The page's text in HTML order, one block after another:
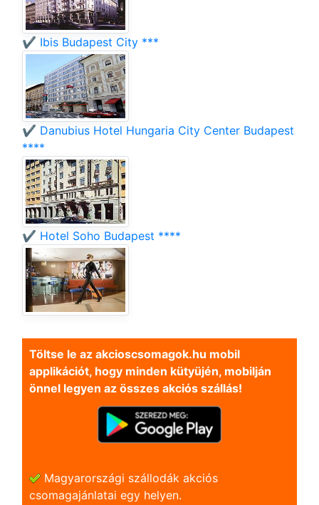
✔️ Ibis Budapest City ***
✔️ Danubius Hotel Hungaria City Center Budapest
****
✔️ Hotel Soho Budapest ****
Töltse le az akcioscsomagok.hu mobil
applikációt, hogy minden kütyüjén, mobilján
önnel legyen az összes akciós szállás!
Magyarországi szállodák akciós
csomagajánlatai egy helyen.